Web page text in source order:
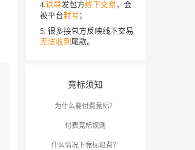
4.诱导发包方线下交易，会
被平台封号 ；
5. 很多接包方反映线下交易
无法收到 尾款。
竞标须知
为什么要付费竞标？
付费竞标规则
什么情况下竞标退费？